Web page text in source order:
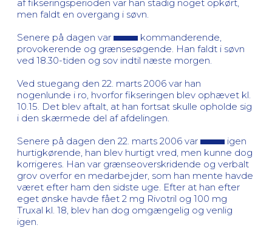
af fikseringsperioden var han stadig noget opkørt,
men faldt en overgang i søvn.
Senere på dagen var
kommanderende,
provokerende og grænsesøgende. Han faldt i søvn
ved 18.30-tiden og sov indtil næste morgen.
Ved stuegang den 22. marts 2006 var han
nogenlunde i ro, hvorfor fikseringen blev ophævet kl.
10.15. Det blev aftalt, at han fortsat skulle opholde sig
i den skærmede del af afdelingen.
Senere på dagen den 22. marts 2006 var
igen
hurtigkørende, han blev hurtigt vred, men kunne dog
korrigeres. Han var grænseoverskridende og verbalt
grov overfor en medarbejder, som han mente havde
været efter ham den sidste uge. Efter at han efter
eget ønske havde fået 2 mg Rivotril og 100 mg
Truxal kl. 18, blev han dog omgængelig og venlig
igen.